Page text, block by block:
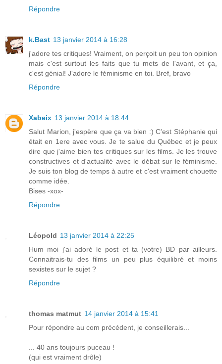
Répondre
k.Bast 13 janvier 2014 à 16:28
j'adore tes critiques! Vraiment, on perçoit un peu ton opinion
mais c'est surtout les faits que tu mets de l'avant, et ça,
c'est génial! J'adore le féminisme en toi. Bref, bravo
Répondre
Xabeix 13 janvier 2014 à 18:44
Salut Marion, j'espère que ça va bien :) C'est Stéphanie qui
était en 1ere avec vous. Je te salue du Québec et je peux
dire que j'aime bien tes critiques sur les films. Je les trouve
constructives et d'actualité avec le débat sur le féminisme.
Je suis ton blog de temps à autre et c'est vraiment chouette
comme idée.
Bises -xox-
Répondre
Léopold 13 janvier 2014 à 22:25
Hum moi j'ai adoré le post et ta (votre) BD par ailleurs.
Connaitrais-tu des films un peu plus équilibré et moins
sexistes sur le sujet ?
Répondre
thomas matmut 14 janvier 2014 à 15:41
Pour répondre au com précédent, je conseillerais...
... 40 ans toujours puceau !
(qui est vraiment drôle)